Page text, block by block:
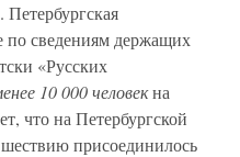
Петербургская
по сведениям держащих
«Русских
10 000 человекна
что на Петербургской
присоединилось